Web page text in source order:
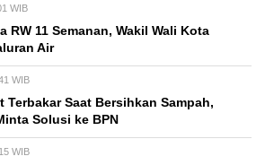
WIB
RW 11 Semanan, Wakil Wali Kota
Air
WIB
Terbakar Saat Bersihkan Sampah,
Solusi ke BPN
WIB